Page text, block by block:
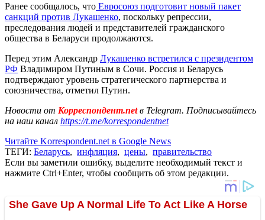
Ранее сообщалось, что Евросоюз подготовит новый пакет
санкций против Лукашенко, поскольку репрессии,
преследования людей и представителей гражданского
общества в Беларуси продолжаются.
Перед этим Александр Лукашенко встретился с президентом
РФ Владимиром Путиным в Сочи. Россия и Беларусь
подтверждают уровень стратегического партнерства и
союзничества, отметил Путин.
Новости от Корреспондент.netв Telegram. Подписывайтесь
на наш канал https://t.me/korrespondentnet
Читайте Korrespondent.net в Google News
ТЕГИ: Беларусь, инфляция, цены, правительство
Если вы заметили ошибку, выделите необходимый текст и
нажмите Ctrl+Enter, чтобы сообщить об этом редакции.